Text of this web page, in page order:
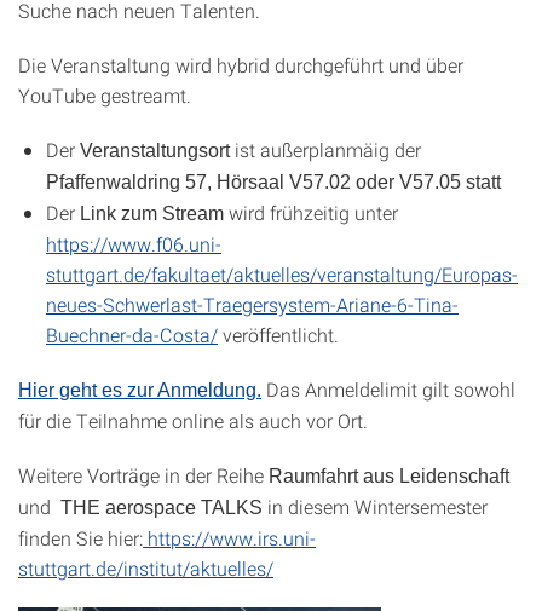
Suche nach neuen Talenten.
Die Veranstaltung wird hybrid durchgeführt und über
YouTube gestreamt.
Der Veranstaltungsortist außerplanmäig der
Pfaffenwaldring 57, Hörsaal V57.02 oder V57.05 statt
Der Link zum Stream wird frühzeitig unter
https://www.f06.uni-
stuttgart.de/fakultaet/aktuelles/veranstaltung/Europas-
neues-Schwerlast-Traegersystem-Ariane-6-Tina-
Buechner-da-Costa/veröffentlicht.
Hier geht es zur Anmeldung. Das Anmeldelimit gilt sowohl
für die Teilnahme online als auch vor Ort.
Weitere Vorträge in der Reihe Raumfahrt aus Leidenschaft
und THE aerospace TALKS in diesem Wintersemester
finden Sie hier: https://www.irs.uni-
stuttgart.de/institut/aktuelles/